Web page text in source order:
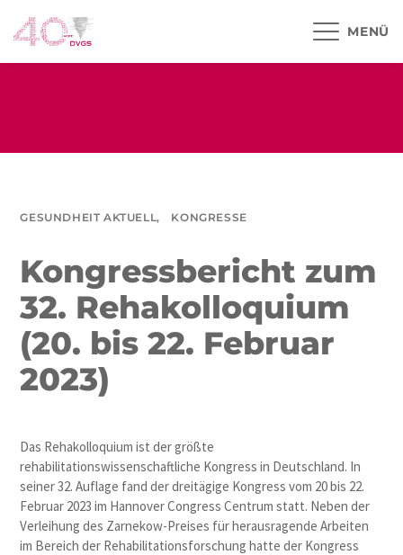
GESUNDHEIT AKTUELL, KONGRESSE
Kongressbericht zum
32. Rehakolloquium
(20. bis 22. Februar
2023)
Das Rehakolloquium ist der größte
rehabilitationswissenschaftliche Kongress in Deutschland. In
seiner 32. Auflage fand der dreitägige Kongress vom 20 bis 22.
Februar 2023 im Hannover Congress Centrum statt. Neben der
Verleihung des Zarnekow-Preises für herausragende Arbeiten
im Bereich der Rehabilitationsforschung hatte der Kongress
MENÜ